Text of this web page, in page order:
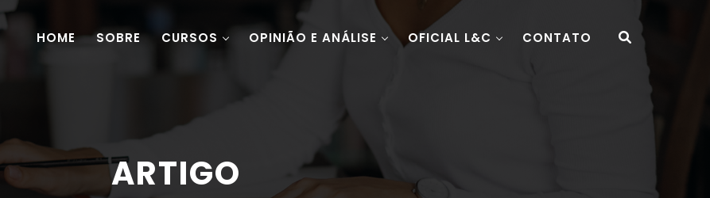
HOME SOBRE CURSOS OPINIÃO E ANÁLISE OFICIAL L&C CONTATO
ARTIGO